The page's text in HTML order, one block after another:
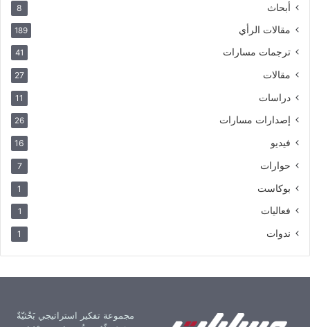
أبحاث 8
مقالات الرأي 189
ترجمات مسارات 41
مقالات 27
دراسات 11
إصدارات مسارات 26
فيديو 16
حوارات 7
بوكاست 1
فعاليات 1
ندوات 1
مجموعة تفكير استراتيجي بَحْثيّةٌ